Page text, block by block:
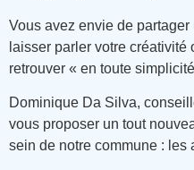
Vous avez envie de
laisser parler votre
retrouver « en toute
Dominique Da Silva,
vous proposer un tout
sein de notre commune : les